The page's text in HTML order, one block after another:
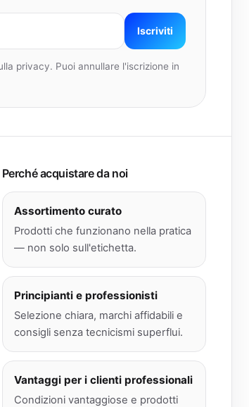
Iscriviti
privacy. Puoi annullare l'iscrizione in
Perché acquistare da noi
Assortimento curato
Prodotti che funzionano nella pratica
— non solo sull'etichetta.
Principianti e professionisti
Selezione chiara, marchi affidabili e
consigli senza tecnicismi superflui.
Vantaggi per i clienti professionali
Condizioni vantaggiose e prodotti